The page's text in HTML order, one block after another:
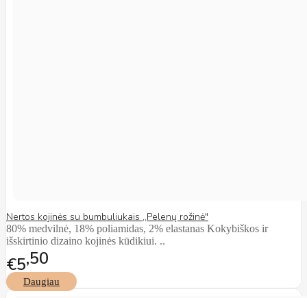
Nertos kojinės su bumbuliukais ,,Pelenų rožinė"
80% medvilnė, 18% poliamidas, 2% elastanas Kokybiškos ir
išskirtinio dizaino kojinės kūdikiui. ..
€5 50
Daugiau